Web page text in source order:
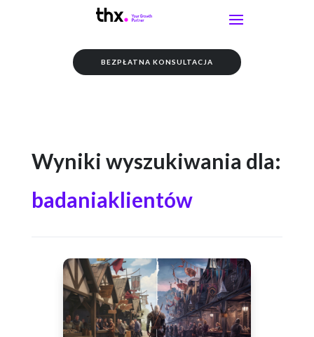
BEZPŁATNA KONSULTACJA
Wyniki wyszukiwania dla:
badaniaklientów